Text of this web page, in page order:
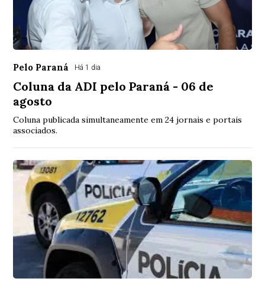
Pelo Paraná Há 1 dia
Coluna da ADI pelo Paraná - 06 de
agosto
Coluna publicada simultaneamente em 24 jornais e portais
associados.